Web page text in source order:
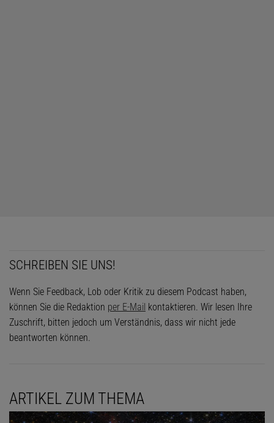
SCHREIBEN SIE UNS!
Wenn Sie Feedback, Lob oder Kritik zu diesem Podcast haben,
können Sie die Redaktion per E-Mail kontaktieren. Wir lesen Ihre
Zuschrift, bitten jedoch um Verständnis, dass wir nicht jede
beantworten können.
ARTIKEL ZUM THEMA